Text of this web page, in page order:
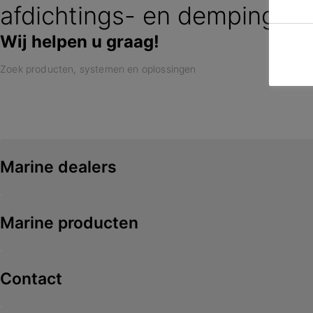
afdichtings- en
Wij helpen u graag!
Marine dealers
Marine producten
Contact